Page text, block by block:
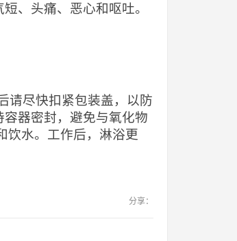
、头痛、恶心和呕吐。
请尽快扣紧包装盖，以防
器密封，避免与氧化物
饮水。工作后，淋浴更
分享：